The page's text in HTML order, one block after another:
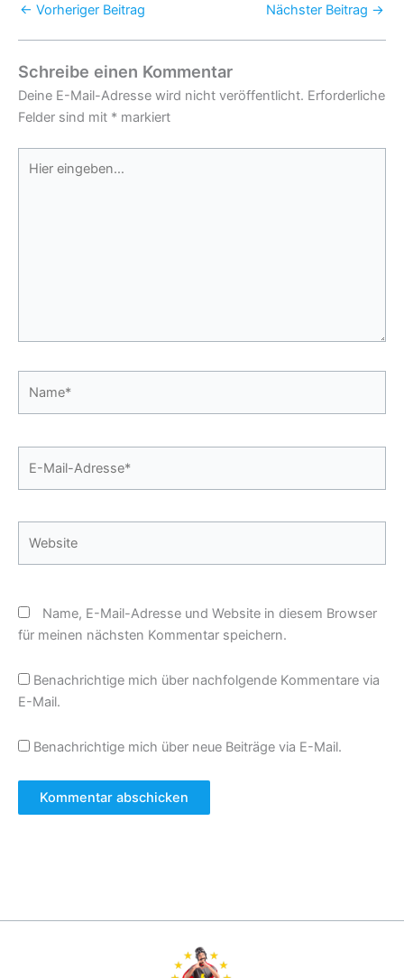
← Vorheriger Beitrag Nächster Beitrag →
Schreibe einen Kommentar
Deine E-Mail-Adresse wird nicht veröffentlicht. Erforderliche
Felder sind mit * markiert
eingeben…
Mail-
Name, E-Mail-Adresse und Website in diesem Browser
für meinen nächsten Kommentar speichern.
Benachrichtige mich über nachfolgende Kommentare via
E-Mail.
Benachrichtige mich über neue Beiträge via E-Mail.